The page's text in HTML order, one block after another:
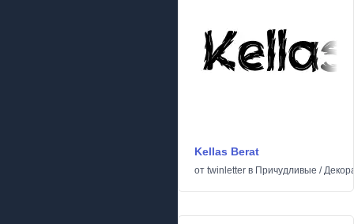
Kellas Berat
от twinletter в Причудливые /